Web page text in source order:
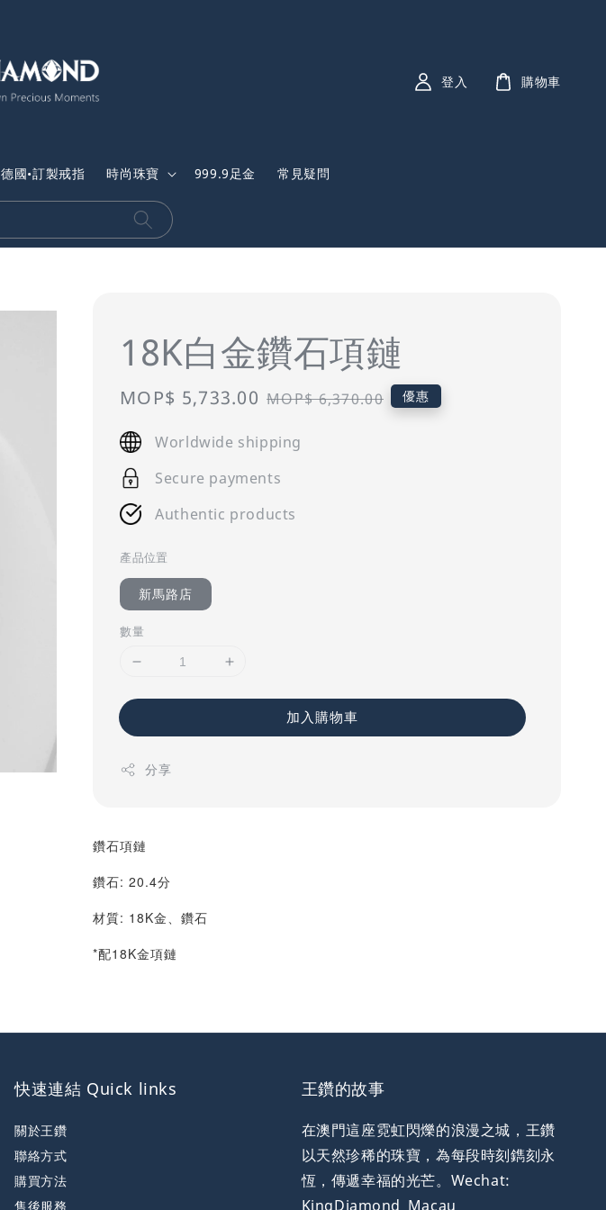
德國•訂製戒指 時尚珠寶 999.9足金 常見疑問
登入 購物車
18K白金鑽石項鏈
Sale
MOP$ 5,733.00 Regular
MOP$ 6,370.00 優惠
Worldwide shipping
Secure payments
Authentic products
產品位置
新馬路店
數量
加入購物車
分享
鑽石項鏈
鑽石: 20.4分
材質: 18K金、鑽石
*配18K金項鏈
快速連結 Quick links
關於王鑽
聯絡方式
購買方法
售後服務
王鑽的故事
在澳門這座霓虹閃爍的浪漫之城，王鑽
以天然珍稀的珠寶，為每段時刻鐫刻永
恆，傳遞幸福的光芒。Wechat:
KingDiamond_Macau